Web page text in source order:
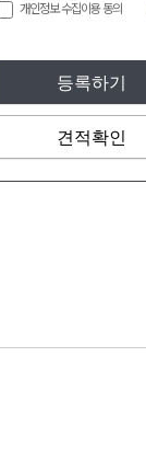
개인정보 수집이용 동의
등록하기
견적확인